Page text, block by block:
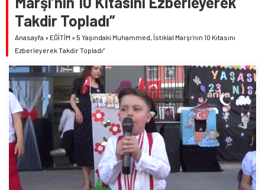
Takdir Topladı”
Anasayfa » EĞİTİM » 5 Yaşındaki Muhammed, İstiklal Marşı’nın 10 Kıtasını
Ezberleyerek Takdir Topladı”